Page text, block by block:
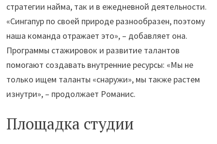
стратегии найма, так и в ежедневной деятельности.
«Сингапур по своей природе разнообразен, поэтому
наша команда отражает это», – добавляет она.
Программы стажировок и развитие талантов
помогают создавать внутренние ресурсы: «Мы не
только ищем таланты «снаружи», мы также растем
изнутри», – продолжает Романис.
Площадка студии